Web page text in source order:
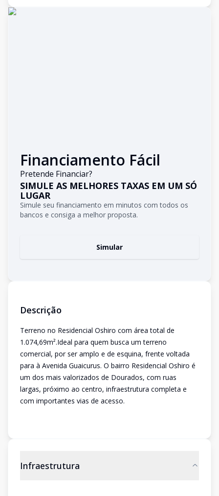
Financiamento Fácil
Pretende Financiar?
SIMULE AS MELHORES TAXAS EM UM SÓ
LUGAR
Simule seu financiamento em minutos com todos os
bancos e consiga a melhor proposta.
Simular
Descrição
Terreno no Residencial Oshiro com área total de
1.074,69m².Ideal para quem busca um terreno
comercial, por ser amplo e de esquina, frente voltada
para à Avenida Guaicurus. O bairro Residencial Oshiro é
um dos mais valorizados de Dourados, com ruas
largas, próximo ao centro, infraestrutura completa e
com importantes vias de acesso.
Infraestrutura